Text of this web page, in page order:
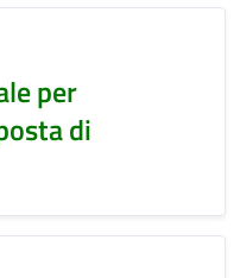
per
di